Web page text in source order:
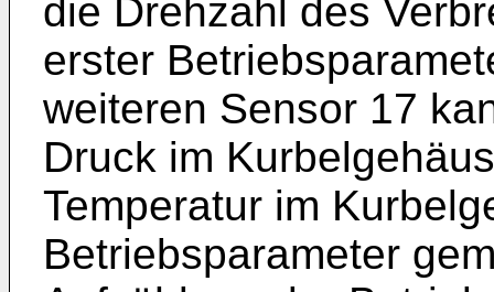
die Drehzahl des
erster
weiteren Sensor 17
Druck im
Temperatur im
Betriebsparameter